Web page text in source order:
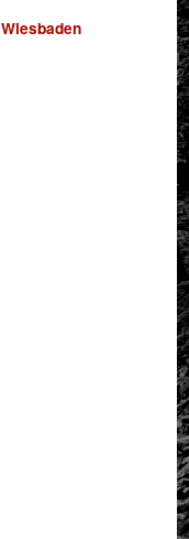
Wiesbaden